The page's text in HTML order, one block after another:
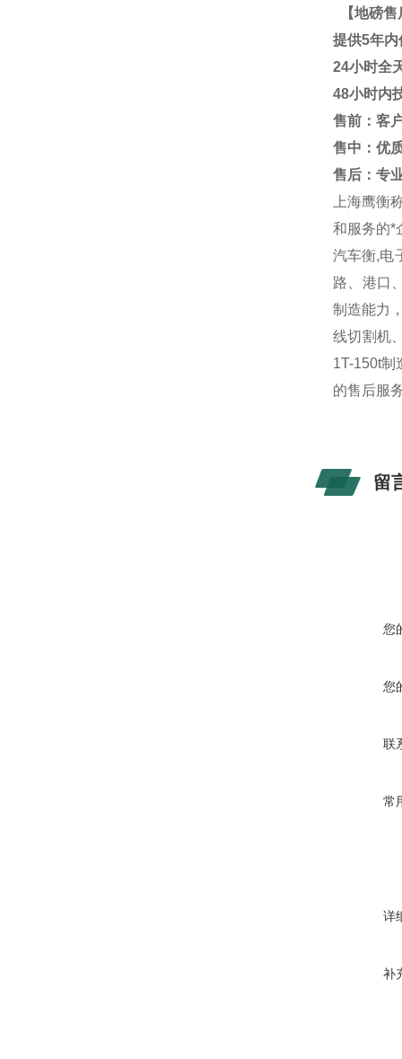
【地磅
提供5年内
24小时全
48小时内
售前：客
售中：优
售后：专
上海鹰衡
和服务的*
汽车衡,电
路、港口
制造能力
线切割机
1T-150t制
的售后服
留
您
您
联
常
详
补